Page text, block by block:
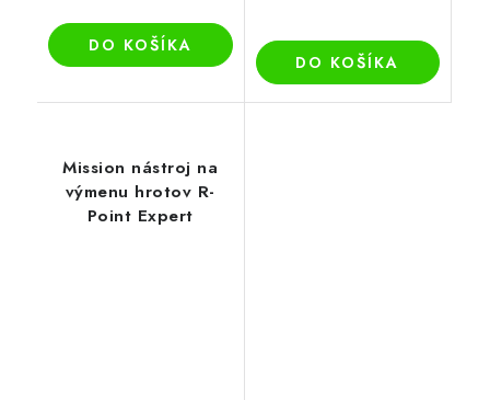
DO KOŠÍKA
DO KOŠÍKA
Mission nástroj na
výmenu hrotov R-
Point Expert